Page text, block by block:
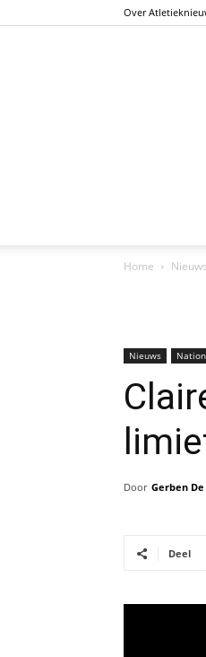
Over
Home Nieuws
Nieuws
Door Gerben
Deel